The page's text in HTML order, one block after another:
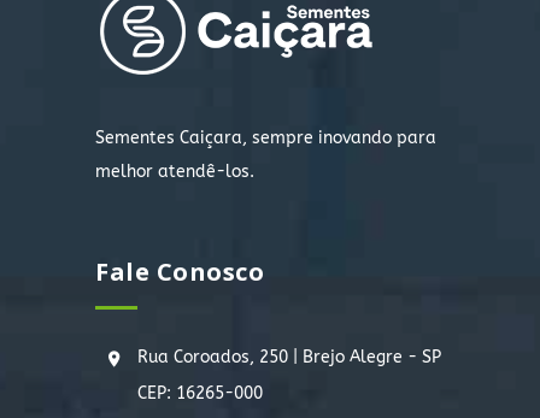
Sementes Caiçara, sempre inovando para
melhor atendê-los.
Fale Conosco
Rua Coroados, 250 | Brejo Alegre - SP
CEP: 16265-000